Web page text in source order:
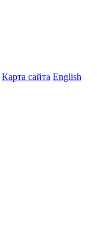
Карта сайта English